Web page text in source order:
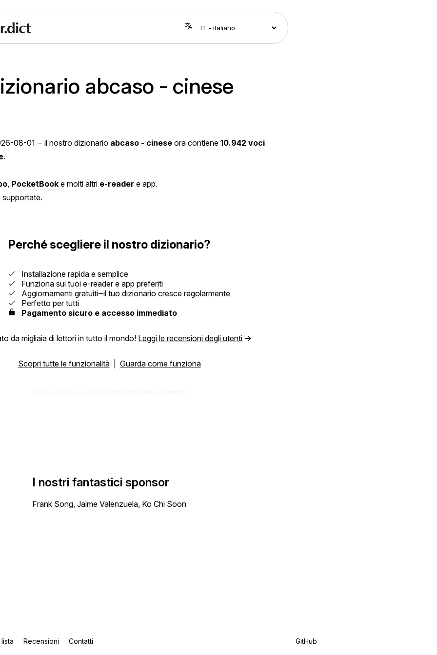
abcaso - cinese
08-01 ‒ il nostro dizionario abcaso - cinese ora contiene 10.942 voci
.
PocketBook e molti altri e-reader e app.
supportate.
Perché scegliere il nostro dizionario?
Installazione rapida e semplice
Funziona sui tuoi e-reader e app preferiti
Aggiornamenti gratuiti‒il tuo dizionario cresce regolarmente
Perfetto per tutti
Pagamento sicuro e accesso immediato
da migliaia di lettori in tutto il mondo! Leggi le recensioni degli utenti →
Scopri tutte le funzionalità| Guarda come funziona
I nostri fantastici sponsor
Frank Song, Jaime Valenzuela, Ko Chi Soon
Recensioni Contatti GitHub